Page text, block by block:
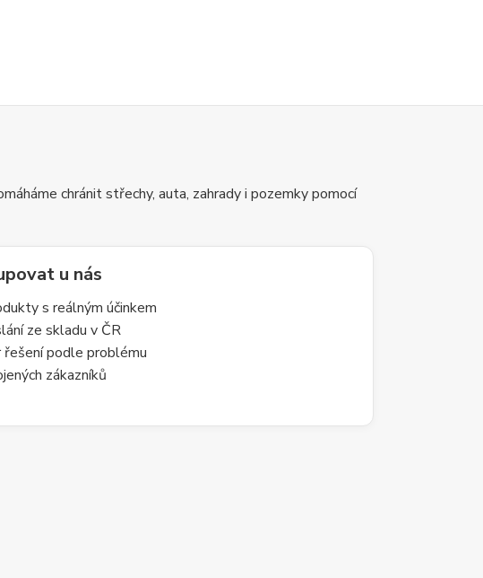
chránit střechy, auta, zahrady i pozemky pomocí
u nás
s reálným účinkem
ze skladu v ČR
podle problému
zákazníků